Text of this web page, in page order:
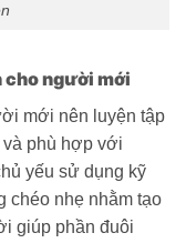
cho người mới
mới nên luyện tập
và phù hợp với
yếu sử dụng kỹ
chéo nhẹ nhằm tạo
giúp phần đuôi